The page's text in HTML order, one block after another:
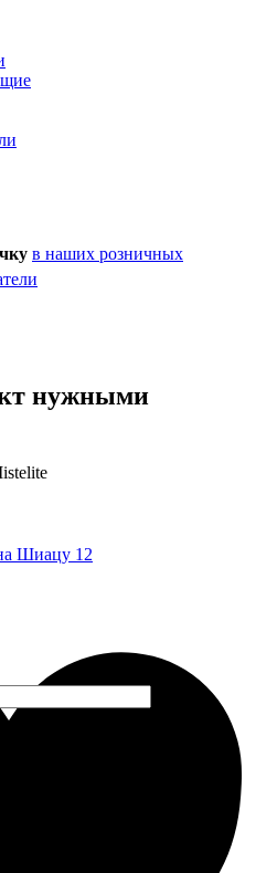
в наших розничных
нужными
Шиацу 12